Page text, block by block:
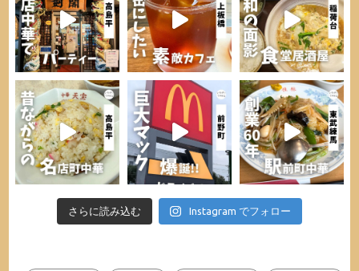
さらに読み込む Instagram でフォロー